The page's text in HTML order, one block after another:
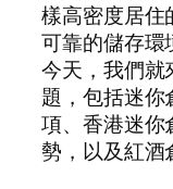
樣高密度居住
可靠的儲存環
今天，我們就
題，包括迷你
項、香港迷你
勢，以及紅酒